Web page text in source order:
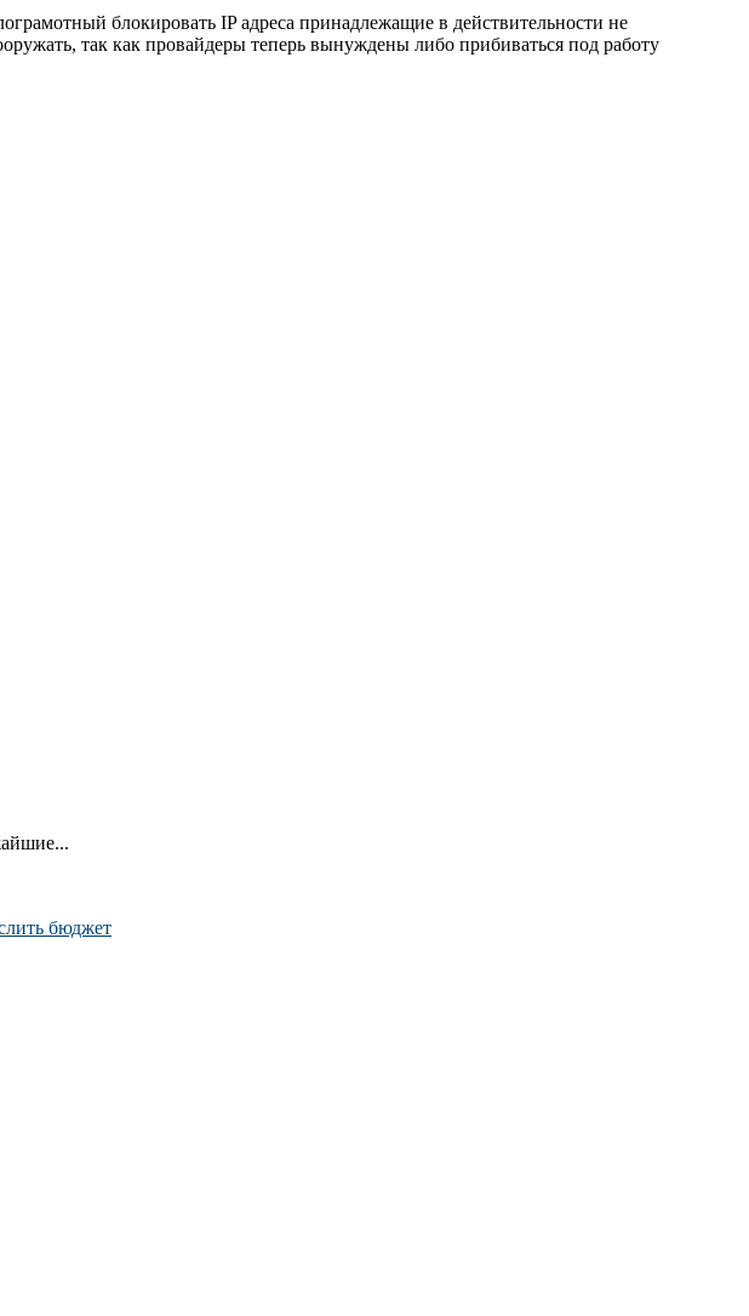
блокировать IP адреса принадлежащие в действительности не
так как провайдеры теперь вынуждены либо прибиваться под работу
бюджет